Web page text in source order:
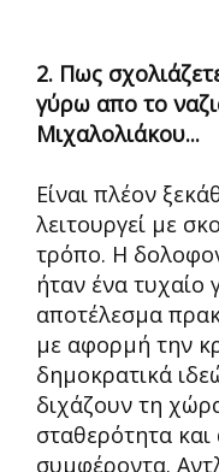
2. Πως
γύρω απο το
Μιχαλολιάκου...
Είναι πλέον
λειτουργεί με
τρόπο. Η
ήταν ένα τυχαίο
αποτέλεσμα
με αφορμή την
δημοκρατικά
διχάζουν τη
σταθερότητα
συμφέροντα.